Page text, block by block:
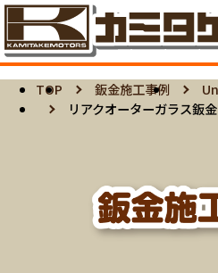
TOP 鈑金施工事例
リアクオーターガラス鈑金